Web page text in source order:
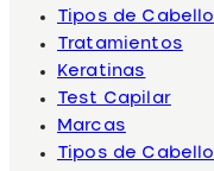
Tipos de Cabello
Tratamientos
Keratinas
Test Capilar
Marcas
Tipos de Cabello